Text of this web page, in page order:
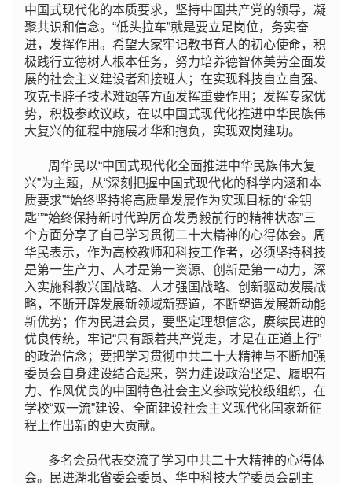
中国式现代化的本质要求，坚持中国共产党的领导，凝
聚共识和信念。“低头拉车”就是要立足岗位，务实奋
进，发挥作用。希望大家牢记教书育人的初心使命，积
极践行立德树人根本任务，努力培养德智体美劳全面发
展的社会主义建设者和接班人；在实现科技自立自强、
攻克卡脖子技术难题等方面发挥重要作用；发挥专家优
势，积极参政议政，在以中国式现代化推进中华民族伟
大复兴的征程中施展才华和抱负，实现双岗建功。
周华民以“中国式现代化全面推进中华民族伟大复
兴”为主题，从“深刻把握中国式现代化的科学内涵和本
质要求”“始终坚持将高质量发展作为实现目标的‘金钥
匙’”“始终保持新时代踔厉奋发勇毅前行的精神状态”三
个方面分享了自己学习贯彻二十大精神的心得体会。周
华民表示，作为高校教师和科技工作者，必须坚持科技
是第一生产力、人才是第一资源、创新是第一动力，深
入实施科教兴国战略、人才强国战略、创新驱动发展战
略，不断开辟发展新领域新赛道，不断塑造发展新动能
新优势；作为民进会员，要坚定理想信念，赓续民进的
优良传统，牢记“只有跟着共产党走，才是在正道上行”
的政治信念；要把学习贯彻中共二十大精神与不断加强
委员会自身建设结合起来，努力建设政治坚定、履职有
力、作风优良的中国特色社会主义参政党校级组织，在
学校“双一流”建设、全面建设社会主义现代化国家新征
程上作出新的更大贡献。
多名会员代表交流了学习中共二十大精神的心得体
会。民进湖北省委会委员、华中科技大学委员会副主